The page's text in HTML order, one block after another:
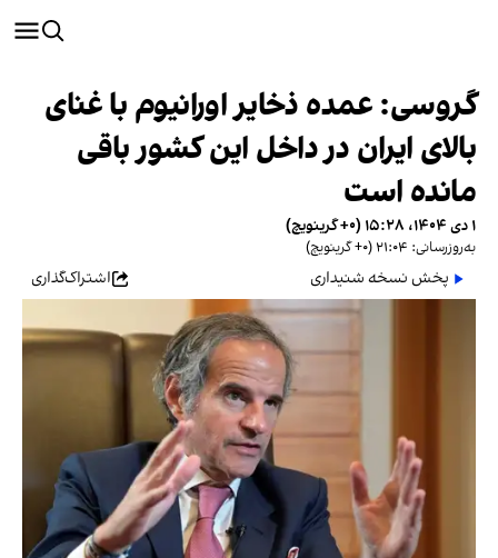
گروسی: عمده ذخایر اورانیوم با غنای
بالای ایران در داخل این کشور باقی
مانده است
۱ دی ۱۴۰۴، ۱۵:۲۸ (‎+۰ گرینویچ)
به‌روزرسانی: ۲۱:۰۴ (‎+۰ گرینویچ)
پخش نسخه شنیداری اشتراک‌گذاری